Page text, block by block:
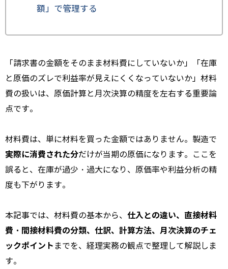
額」で管理する
「請求書の金額をそのまま材料費にしていないか」「在庫
と原価のズレで利益率が見えにくくなっていないか」材料
費の扱いは、原価計算と月次決算の精度を左右する重要論
点です。
材料費は、単に材料を買った金額ではありません。製造で
実際に消費された分だけが当期の原価になります。ここを
誤ると、在庫が過少・過大になり、原価率や利益分析の精
度も下がります。
本記事では、材料費の基本から、 仕入との違い、直接材料
費・間接材料費の分類、仕訳、計算方法、月次決算のチェ
ックポイント までを、経理実務の観点で整理して解説しま
す。